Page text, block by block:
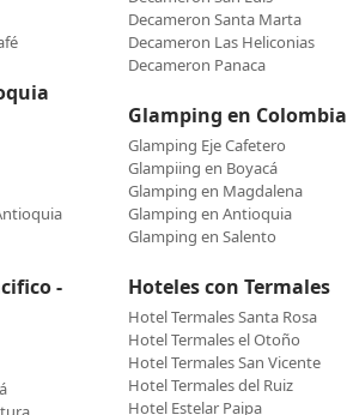
-
Decameron Santa Marta
Decameron Las Heliconias
Decameron Panaca
Glamping en Colombia
Glamping Eje Cafetero
Glampiing en Boyacá
Glamping en Magdalena
Glamping en Antioquia
Glamping en Salento
Hoteles con Termales
Hotel Termales Santa Rosa
Hotel Termales el Otoño
Hotel Termales San Vicente
Hotel Termales del Ruiz
Hotel Estelar Paipa